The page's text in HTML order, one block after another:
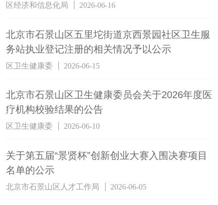
区经济和信息化局 2026-06-16
北京市石景山区五里坨街道京西景园社区卫生服
务站执业登记注册的相关情况予以公示
区卫生健康委 2026-06-15
北京市石景山区卫生健康委员会关于2026年度医
疗机构校验结果的公告
区卫生健康委 2026-06-10
关于第五届“景贤杯”创新创业大赛入围决赛项目
名单的公示
北京市石景山区人才工作局 2026-06-05